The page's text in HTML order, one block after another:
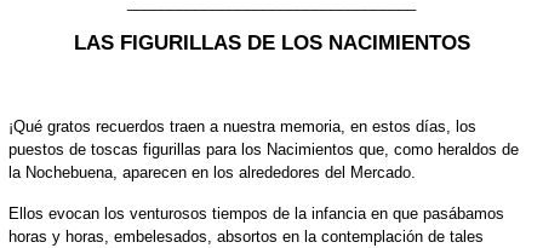
LAS FIGURILLAS DE LOS NACIMIENTOS
¡Qué gratos recuerdos traen a nuestra memoria, en estos días, los
puestos de toscas figurillas para los Nacimientos que, como heraldos de
la Nochebuena, aparecen en los alrededores del Mercado.
Ellos evocan los venturosos tiempos de la infancia en que pasábamos
horas y horas, embelesados, absortos en la contemplación de tales